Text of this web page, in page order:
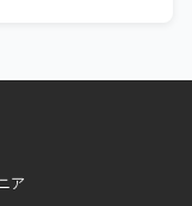
ア